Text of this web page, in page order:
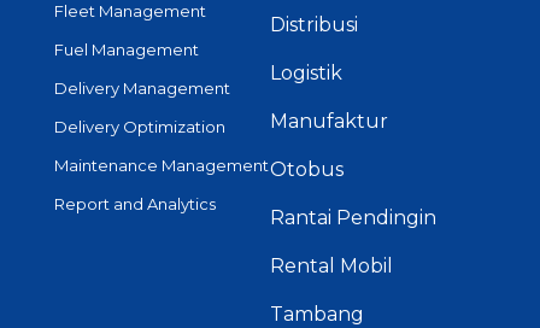
Fleet Management
Fuel Management
Delivery Management
Delivery Optimization
Maintenance Management
Report and Analytics
Distribusi
Logistik
Manufaktur
Otobus
Rantai Pendingin
Rental Mobil
Tambang